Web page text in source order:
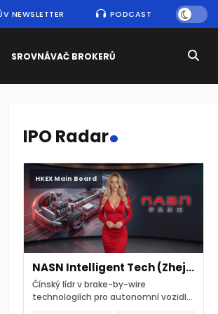
NEWSLETTER PODCAST
SROVNÁVAČ BROKERŮ
IPO Radar.
HKEX Main Board
NASN Intelligent Tech (Zhejiang)
Čínský lídr v brake-by-wire
technologiích pro autonomní vozidla